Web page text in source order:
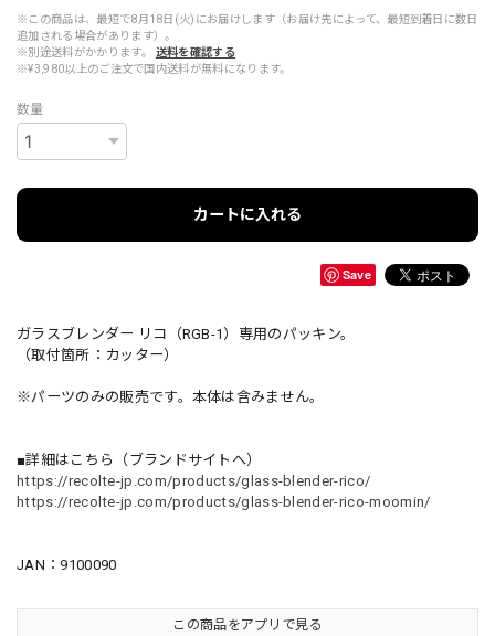
※この商品は、最短で8月18日(火)にお届けします（お届け先によって、最短到着日に数日
追加される場合があります）。
※別途送料がかかります。
送料を確認する
※¥3,980以上のご注文で国内送料が無料になります。
数量
カートに入れる
Save
ガラスブレンダー リコ（RGB-1）専用のパッキン。
（取付箇所：カッター）
※パーツのみの販売です。本体は含みません。
■詳細はこちら（ブランドサイトへ）
https://recolte-jp.com/products/glass-blender-rico/
https://recolte-jp.com/products/glass-blender-rico-moomin/
JAN：9100090
この商品をアプリで見る